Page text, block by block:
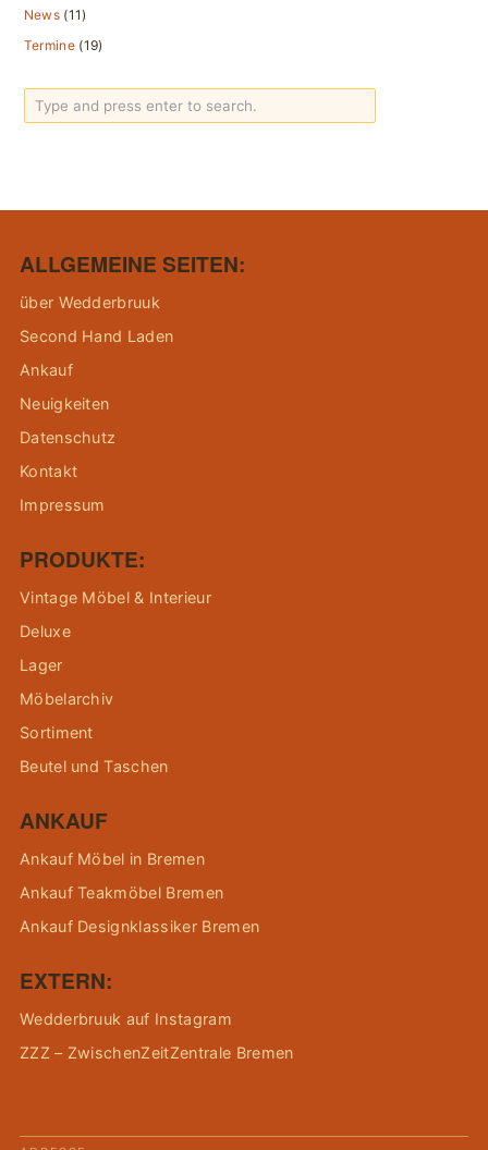
News (11)
Termine (19)
ALLGEMEINE SEITEN:
über Wedderbruuk
Second Hand Laden
Ankauf
Neuigkeiten
Datenschutz
Kontakt
Impressum
PRODUKTE:
Vintage Möbel & Interieur
Deluxe
Lager
Möbelarchiv
Sortiment
Beutel und Taschen
ANKAUF
Ankauf Möbel in Bremen
Ankauf Teakmöbel Bremen
Ankauf Designklassiker Bremen
EXTERN:
Wedderbruuk auf Instagram
ZZZ – ZwischenZeitZentrale Bremen